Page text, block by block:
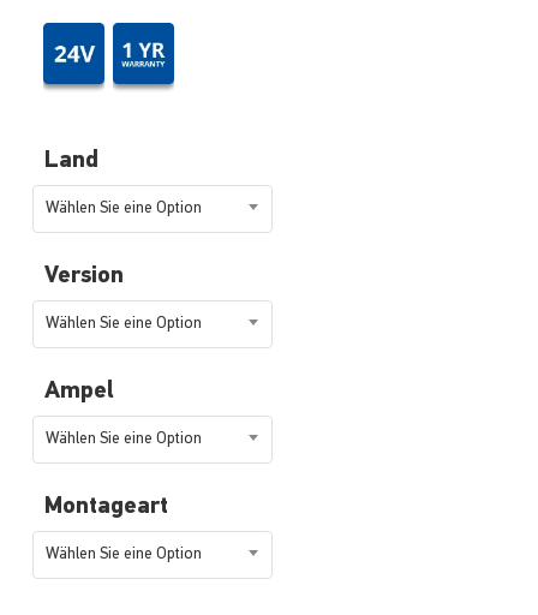
Land
Wählen Sie eine Option
Version
Wählen Sie eine Option
Ampel
Wählen Sie eine Option
Montageart
Wählen Sie eine Option